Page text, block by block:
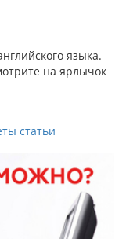
языка.
на ярлычок
статьи